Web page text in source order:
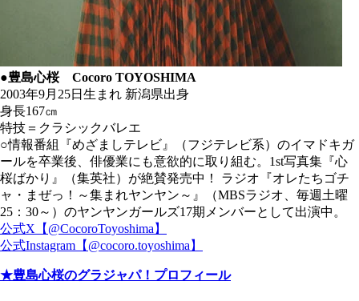
●豊島心桜 Cocoro TOYOSHIMA
2003年9月25日生まれ 新潟県出身
身長167㎝
特技＝クラシックバレエ
○情報番組『めざましテレビ』（フジテレビ系）のイマドキガ
ールを卒業後、俳優業にも意欲的に取り組む。1st写真集『心
桜ばかり』（集英社）が絶賛発売中！ ラジオ『オレたちゴチ
ャ・まぜっ！～集まれヤンヤン～』（MBSラジオ、毎週土曜
25：30～）のヤンヤンガールズ17期メンバーとして出演中。
公式X【@CocoroToyoshima】
公式Instagram【@cocoro.toyoshima】
★豊島心桜のグラジャパ！プロフィール